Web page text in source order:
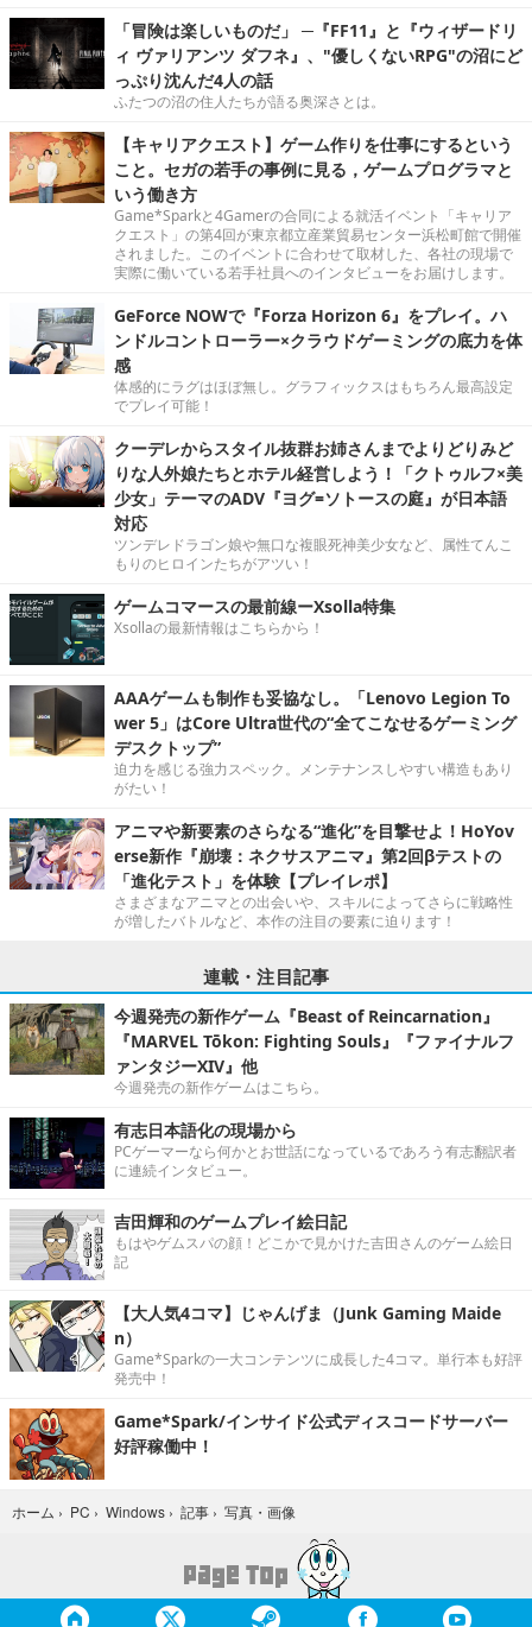
「冒険は楽しいものだ」 ─『FF11』と『ウィザードリ
ィ ヴァリアンツ ダフネ』、"優しくないRPG"の沼にど
っぷり沈んだ4人の話
ふたつの沼の住人たちが語る奥深さとは。
【キャリアクエスト】ゲーム作りを仕事にするという
こと。セガの若手の事例に見る，ゲームプログラマと
いう働き方
Game*Sparkと4Gamerの合同による就活イベント「キャリア
クエスト」の第4回が東京都立産業貿易センター浜松町館で開催
されました。このイベントに合わせて取材した、各社の現場で
実際に働いている若手社員へのインタビューをお届けします。
GeForce NOWで『Forza Horizon 6』をプレイ。ハ
ンドルコントローラー×クラウドゲーミングの底力を体
感
体感的にラグはほぼ無し。グラフィックスはもちろん最高設定
でプレイ可能！
クーデレからスタイル抜群お姉さんまでよりどりみど
りな人外娘たちとホテル経営しよう！「クトゥルフ×美
少女」テーマのADV『ヨグ=ソトースの庭』が日本語
対応
ツンデレドラゴン娘や無口な複眼死神美少女など、属性てんこ
もりのヒロインたちがアツい！
ゲームコマースの最前線ーXsolla特集
Xsollaの最新情報はこちらから！
AAAゲームも制作も妥協なし。「Lenovo Legion To
wer 5」はCore Ultra世代の“全てこなせるゲーミング
デスクトップ”
迫力を感じる強力スペック。メンテナンスしやすい構造もあり
がたい！
アニマや新要素のさらなる“進化”を目撃せよ！HoYov
erse新作『崩壊：ネクサスアニマ』第2回βテストの
「進化テスト」を体験【プレイレポ】
さまざまなアニマとの出会いや、スキルによってさらに戦略性
が増したバトルなど、本作の注目の要素に迫ります！
連載・注目記事
今週発売の新作ゲーム『Beast of Reincarnation』
『MARVEL Tōkon: Fighting Souls』『ファイナルフ
ァンタジーXIV』他
今週発売の新作ゲームはこちら。
有志日本語化の現場から
PCゲーマーなら何かとお世話になっているであろう有志翻訳者
に連続インタビュー。
吉田輝和のゲームプレイ絵日記
もはやゲムスパの顔！どこかで見かけた吉田さんのゲーム絵日
記
【大人気4コマ】じゃんげま（Junk Gaming Maide
n）
Game*Sparkの一大コンテンツに成長した4コマ。単行本も好評
発売中！
Game*Spark/インサイド公式ディスコードサーバー
好評稼働中！
ホーム › PC › Windows › 記事 › 写真・画像